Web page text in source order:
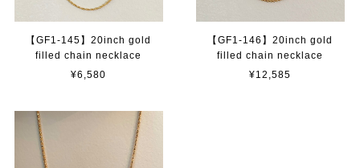
【GF1-145】20inch gold
filled chain necklace
¥6,580
【GF1-146】20inch gold
filled chain necklace
¥12,585